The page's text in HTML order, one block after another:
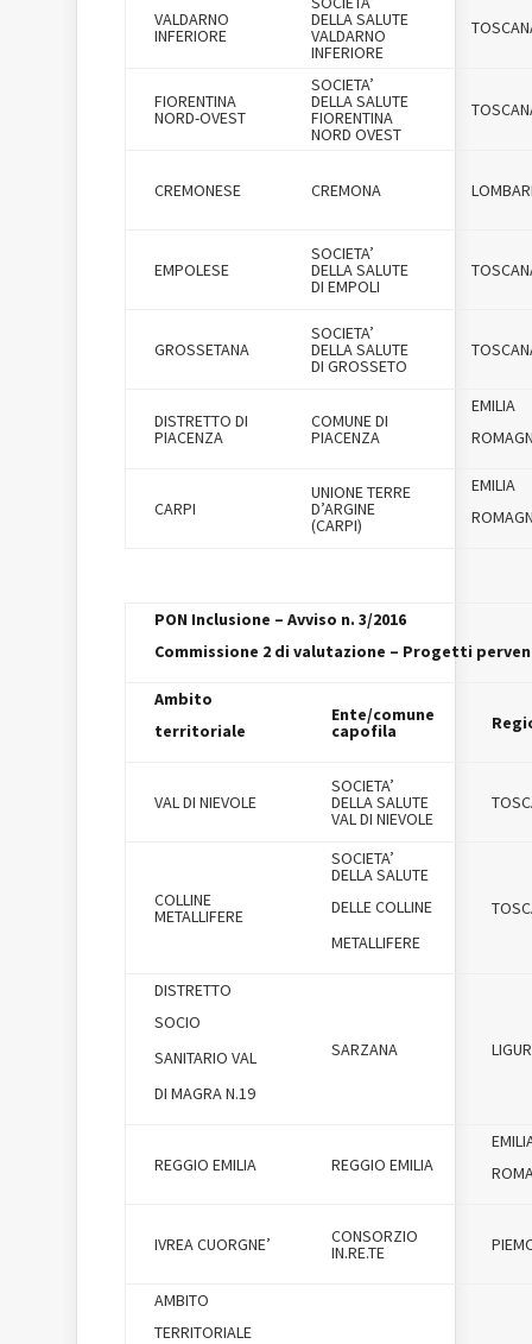
VALDARNO
INFERIORE
DELLA SALUTE
VALDARNO
INFERIORE
FIORENTINA
NORD-OVEST
SOCIETA’
DELLA SALUTE
FIORENTINA
NORD OVEST
CREMONESE CREMONA
EMPOLESE
SOCIETA’
DELLA SALUTE
DI EMPOLI
GROSSETANA
SOCIETA’
DELLA SALUTE
DI GROSSETO
DISTRETTO DI
PIACENZA
COMUNE DI
PIACENZA
EMILIA
CARPI
UNIONE TERRE
D’ARGINE
(CARPI)
EMILIA
PON Inclusione – Avviso n. 3/2016
Commissione 2 di valutazione – Progetti
Ambito
territoriale
Ente/comune
capofila
VAL DI NIEVOLE
SOCIETA’
DELLA SALUTE
VAL DI NIEVOLE
COLLINE
METALLIFERE
SOCIETA’
DELLA SALUTE
DELLE COLLINE
METALLIFERE
DISTRETTO
SOCIO
SANITARIO VAL
DI MAGRA N.19
SARZANA
REGGIO EMILIA REGGIO EMILIA
IVREA CUORGNE’ CONSORZIO
IN.RE.TE
AMBITO
TERRITORIALE